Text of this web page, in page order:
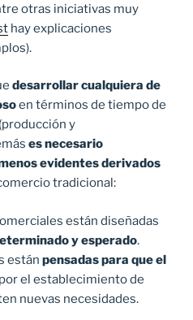
otras iniciativas muy
hay explicaciones
desarrollar cualquiera de
en términos de tiempo de
y
es necesario
evidentes derivados
tradicional:
están diseñadas
y esperado.
están pensadas para que el
por el establecimiento de
nuevas necesidades.